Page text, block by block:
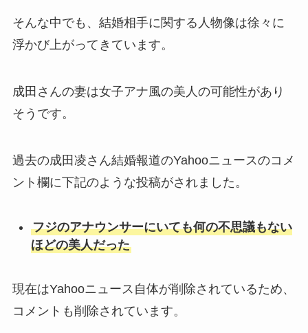
そんな中でも、結婚相手に関する人物像は徐々に
浮かび上がってきています。
成田さんの妻は女子アナ風の美人の可能性があり
そうです。
過去の成田凌さん結婚報道のYahooニュースのコメ
ント欄に下記のような投稿がされました。
フジのアナウンサーにいても何の不思議もない
ほどの美人だった
現在はYahooニュース自体が削除されているため、
コメントも削除されています。